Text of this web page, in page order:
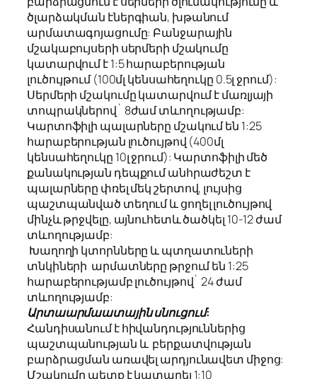
ծլարձակման էներգիան, խթանում
արմատագոյացումը: Բանջարային
մշակաբույսերի սերմերի մշակումը
կատարվում է 1:5 հարաբերության
լուծույթում (100մլ կենսահեղուկը 0.5լ ջրում):
Սերմերի մշակումը կատարվում է մառլյայի
տոպրակներով` 8ժամ տևողությամբ:
Կարտոֆիլի պալարները մշակում են 1:25
հարաբերության լուծույթով (400մլ
կենսահեղուկը 10լ ջրում): Կարտոֆիլի մեծ
քանակության դեպքում անհրաժեշտ է
պալարները փռել մեկ շերտով, լույսից
պաշտպանված տեղում և ցողել լուծույթով
մինչև թրջվելը, այնուհետև ծածկել 10-12 ժամ
տևողությամբ:
Խաղողի կտորնները և պտղատուների
տնկիների արմատները թրջում են 1:25
հարաբերությամբ լուծույթով` 24 ժամ
տևողությամբ:
Արտաարմաատային սնուցում:
Հանդիսանում է հիվանդություններից
պաշտպանության և բերքատվության
բարձրացման առավել արդյունավետ միջոց:
Մշակումը պետք է կատարել 1:10